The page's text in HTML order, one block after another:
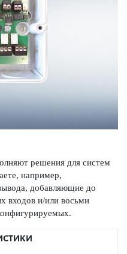
решения для систем
например,
добавляющие до
входов и/или восьми